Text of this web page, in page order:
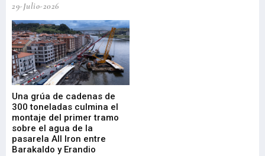
29-Julio-2026
Una grúa de cadenas de
300 toneladas culmina el
montaje del primer tramo
sobre el agua de la
pasarela All Iron entre
Barakaldo y Erandio